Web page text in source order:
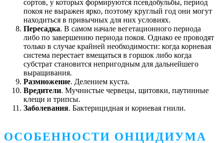
сортов, у которых формируются псевдобульбы, период
покоя не выражен ярко, поэтому круглый год они могут
находиться в привычных для них условиях.
Пересадка. В самом начале вегетационного периода
либо по завершению периода покоя. Однако ее проводят
только в случае крайней необходимости: когда корневая
система перестает вмещаться в горшок либо когда
субстрат становится непригодным для дальнейшего
выращивания.
Размножение. Делением куста.
Вредители. Мучнистые червецы, щитовки, паутинные
клещи и трипсы.
Заболевания. Бактерицидная и корневая гнили.
ОСОБЕННОСТИ ОНЦИДИУМА